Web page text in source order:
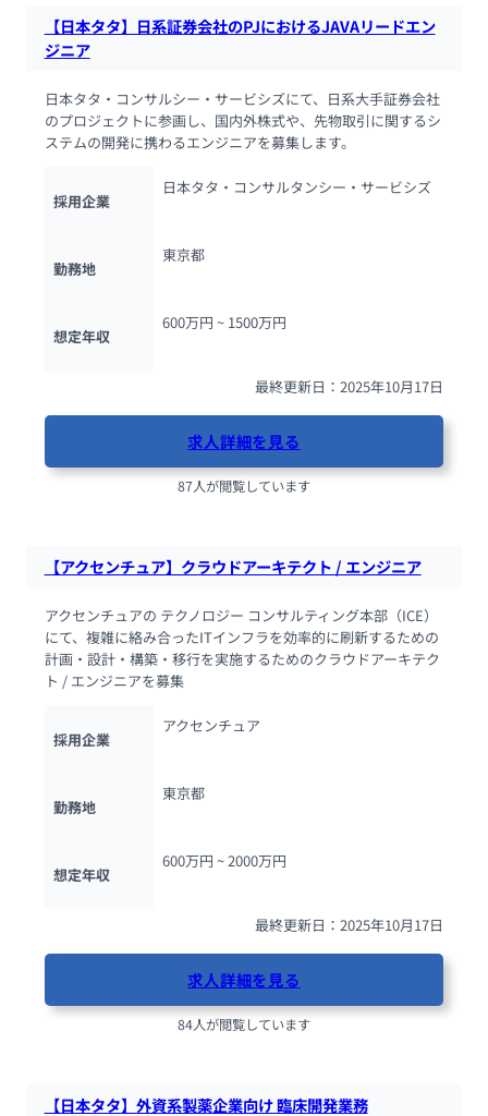
【日本タタ】日系証券会社のPJにおけるJAVAリードエン
ジニア
日本タタ・コンサルシー・サービシズにて、日系大手証券会社
のプロジェクトに参画し、国内外株式や、先物取引に関するシ
ステムの開発に携わるエンジニアを募集します。
採用企業
日本タタ・コンサルタンシー・サービシズ
勤務地
東京都
想定年収
600万円 ~ 1500万円
最終更新日：2025年10月17日
求人詳細を見る
87人が閲覧しています
【アクセンチュア】クラウドアーキテクト / エンジニア
アクセンチュアの テクノロジー コンサルティング本部（ICE）
にて、複雑に絡み合ったITインフラを効率的に刷新するための
計画・設計・構築・移行を実施するためのクラウドアーキテク
ト / エンジニアを募集
採用企業
アクセンチュア
勤務地
東京都
想定年収
600万円 ~ 2000万円
最終更新日：2025年10月17日
求人詳細を見る
84人が閲覧しています
【日本タタ】外資系製薬企業向け 臨床開発業務